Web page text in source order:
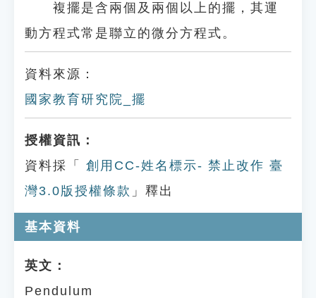
複擺是含兩個及兩個以上的擺，其運
動方程式常是聯立的微分方程式。
資料來源：
國家教育研究院_擺
授權資訊：
資料採「
創用CC-姓名標示- 禁止改作 臺
灣3.0版授權條款 」釋出
基本資料
英文：
Pendulum